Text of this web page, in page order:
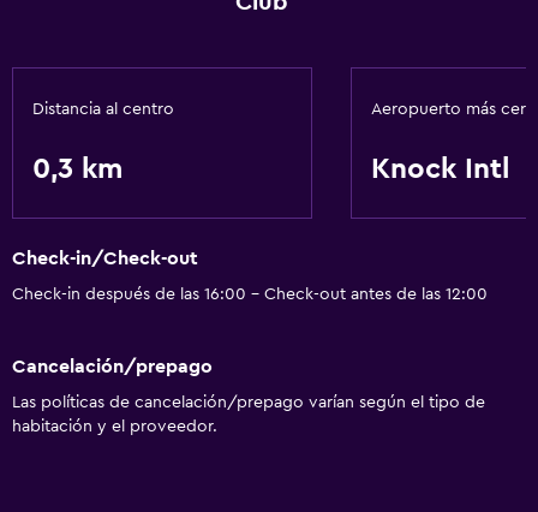
Distancia al centro
0,3 km
Aeropuerto más
Knock Intl
Check-in/Check-out
Check-in después de las 16:00 - Check-out antes de las 12:00
Cancelación/prepago
Las políticas de cancelación/prepago varían según el tipo de
habitación y el proveedor.